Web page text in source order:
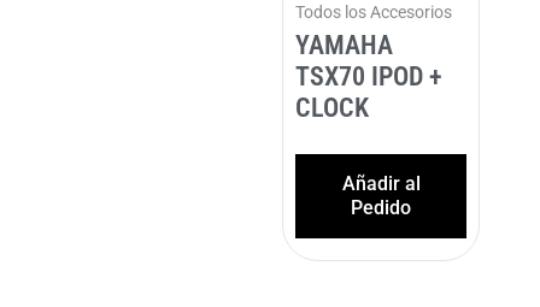
Todos los Accesorios
YAMAHA
TSX70 IPOD +
CLOCK
Añadir al
Pedido